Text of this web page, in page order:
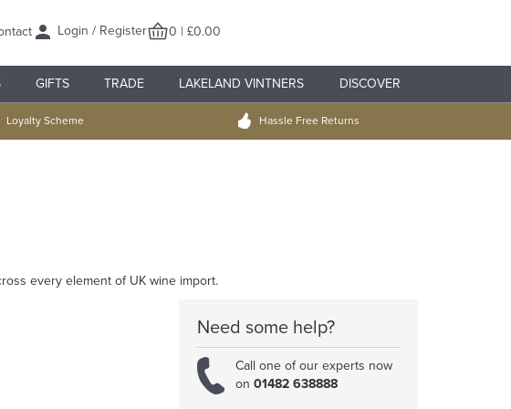
Login / Register 0 | £0.00
GIFTS TRADE LAKELAND VINTNERS DISCOVER
Loyalty Scheme Hassle Free Returns
every element of UK wine import.
Need some help?
Call one of our experts now
on 01482 638888